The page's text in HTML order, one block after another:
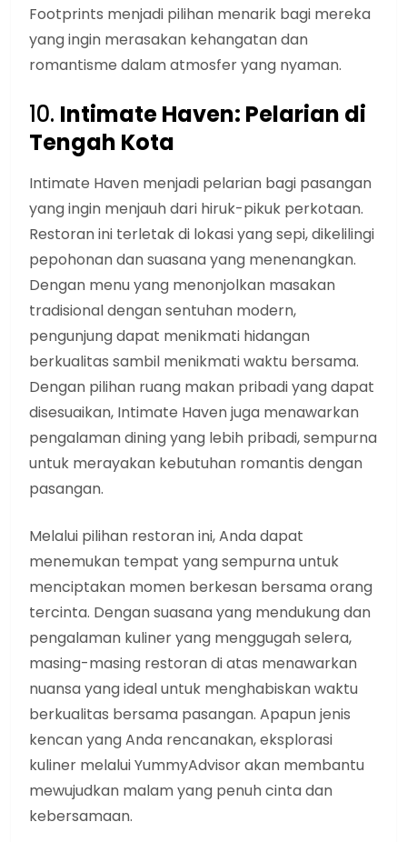
Footprints menjadi pilihan menarik bagi mereka
yang ingin merasakan kehangatan dan
romantisme dalam atmosfer yang nyaman.
10. Intimate Haven: Pelarian di
Tengah Kota
Intimate Haven menjadi pelarian bagi pasangan
yang ingin menjauh dari hiruk-pikuk perkotaan.
Restoran ini terletak di lokasi yang sepi, dikelilingi
pepohonan dan suasana yang menenangkan.
Dengan menu yang menonjolkan masakan
tradisional dengan sentuhan modern,
pengunjung dapat menikmati hidangan
berkualitas sambil menikmati waktu bersama.
Dengan pilihan ruang makan pribadi yang dapat
disesuaikan, Intimate Haven juga menawarkan
pengalaman dining yang lebih pribadi, sempurna
untuk merayakan kebutuhan romantis dengan
pasangan.
Melalui pilihan restoran ini, Anda dapat
menemukan tempat yang sempurna untuk
menciptakan momen berkesan bersama orang
tercinta. Dengan suasana yang mendukung dan
pengalaman kuliner yang menggugah selera,
masing-masing restoran di atas menawarkan
nuansa yang ideal untuk menghabiskan waktu
berkualitas bersama pasangan. Apapun jenis
kencan yang Anda rencanakan, eksplorasi
kuliner melalui YummyAdvisor akan membantu
mewujudkan malam yang penuh cinta dan
kebersamaan.